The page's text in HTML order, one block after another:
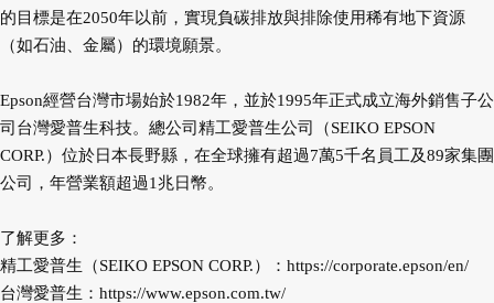
的目標是在2050年以前，實現負碳排放與排除使用稀有地下資源
（如石油、金屬）的環境願景。
Epson經營台灣市場始於1982年，並於1995年正式成立海外銷售子公
司台灣愛普生科技。總公司精工愛普生公司（SEIKO EPSON
CORP.）位於日本長野縣，在全球擁有超過7萬5千名員工及89家集團
公司，年營業額超過1兆日幣。
了解更多：
精工愛普生（SEIKO EPSON CORP.）： https://corporate.epson/en/
台灣愛普生： https://www.epson.com.tw/